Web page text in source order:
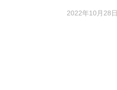
2022年10月28日